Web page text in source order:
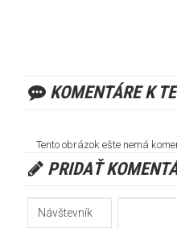
KOMENTÁRE K
Tento obrázok ešte nemá
PRIDAŤ